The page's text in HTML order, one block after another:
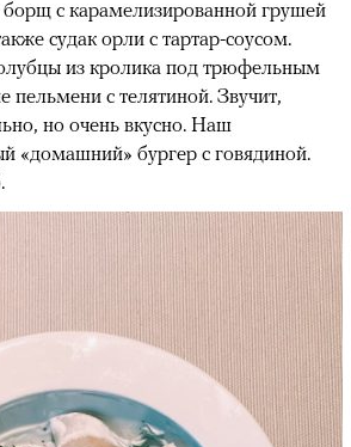
с карамелизированной грушей
судак орли с тартар-соусом.
из кролика под трюфельным
с телятиной. Звучит,
но очень вкусно. Наш
бургер с говядиной.